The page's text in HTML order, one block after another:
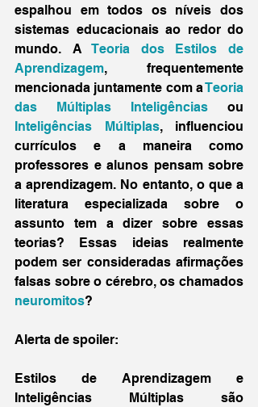
espalhou em todos os níveis dos
sistemas educacionais ao redor do
mundo. A Teoria dos Estilos de
Aprendizagem, frequentemente
mencionada juntamente com a Teoria
das Múltiplas Inteligências
Inteligências Múltiplas, influenciou
currículos e a maneira como
professores e alunos pensam sobre
a aprendizagem. No entanto, o que a
literatura especializada sobre o
assunto tem a dizer sobre essas
teorias? Essas ideias realmente
podem ser consideradas afirmações
neuromitos?
Alerta de spoiler:
Estilos de Aprendizagem e
Inteligências Múltiplas são